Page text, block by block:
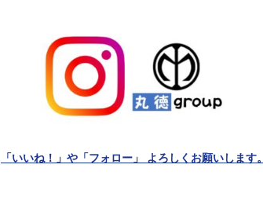
「いいね！」や「フォロー」 よろしくお願いします。